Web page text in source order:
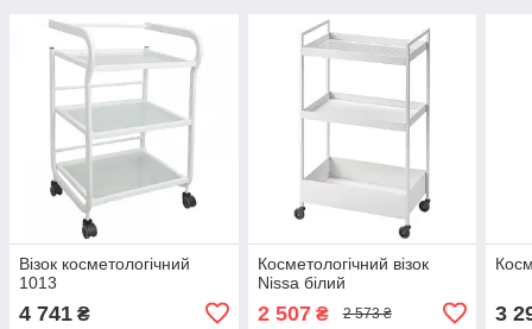
Візок косметологічний
1013
4 741 ₴
Косметологічний візок
Nissa білий
2 507₴ 2 573 ₴ 3